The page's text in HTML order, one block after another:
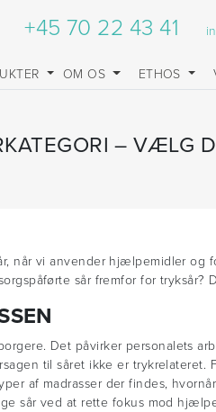
+45 70 22 43 41
OM OS ETHOS
– VÆLG
når vi anvender hjælpemidler
sår fremfor for tryksår?
Det påvirker personalets
til såret ikke er
af madrasser der findes,
sår ved at rette fokus mod